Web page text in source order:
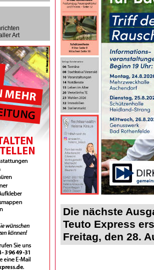
Art
Die nächste
Teuto Express
Freitag, den 28.